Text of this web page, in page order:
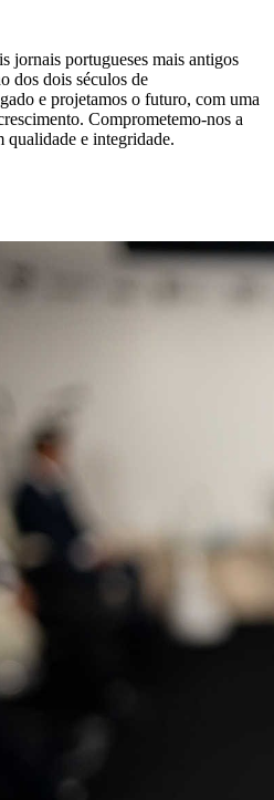
jornais portugueses mais antigos
dos dois séculos de
e projetamos o futuro, com uma
Comprometemo-nos a
qualidade e integridade.